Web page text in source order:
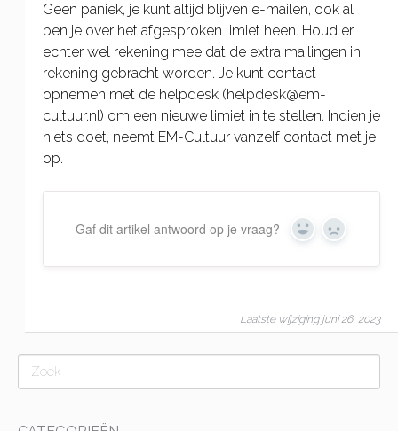
Geen paniek, je kunt altijd blijven e-mailen, ook al
ben je over het afgesproken limiet heen. Houd er
echter wel rekening mee dat de extra mailingen in
rekening gebracht worden. Je kunt contact
opnemen met de helpdesk (helpdesk@em-
cultuur.nl) om een nieuwe limiet in te stellen. Indien je
niets doet, neemt EM-Cultuur vanzelf contact met je
op.
Gaf dit artikel antwoord op je vraag? Yes No
Laatste wijziging juni 26, 2023